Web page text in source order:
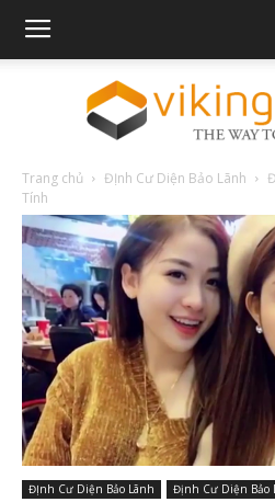
Way
Trang chủ ĐỊnh Cư Diện Bảo Lãnh
Tính
ĐỊnh Cư Diện Bảo Lãnh Định Cư Diện Bảo